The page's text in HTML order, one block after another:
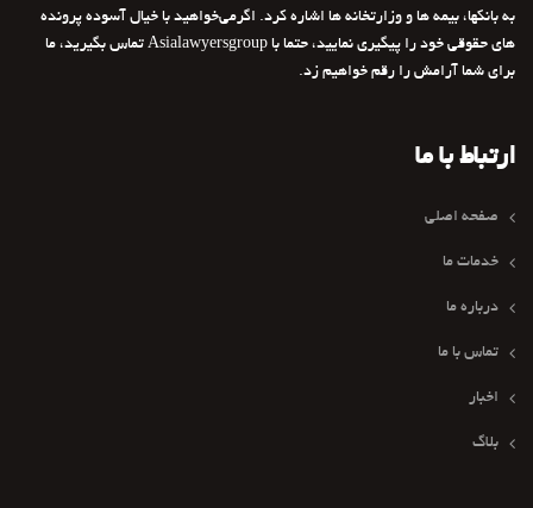
به بانکها، بیمه ها و وزارتخانه ها اشاره کرد. اگرمی‌خواهید با خیال آسوده پرونده
های حقوقی خود را پیگیری نمایید، حتما با Asialawyersgroup تماس بگیرید، ما
برای شما آرامش را رقم خواهیم زد.
ارتباط با ما
صفحه اصلی
خدمات ما
درباره ما
تماس با ما
اخبار
بلاگ